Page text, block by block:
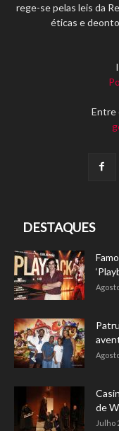
rege-se pelas leis da
éticas e
Entre
DESTAQUES
de
Julho